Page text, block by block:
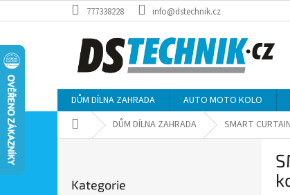
na
777338228 info@dstechnik.cz
DŮM DÍLNA ZAHRADA AUTO MOTO KOLO
Domů DŮM DÍLNA ZAHRADA SMART
kategorie
Kategorie